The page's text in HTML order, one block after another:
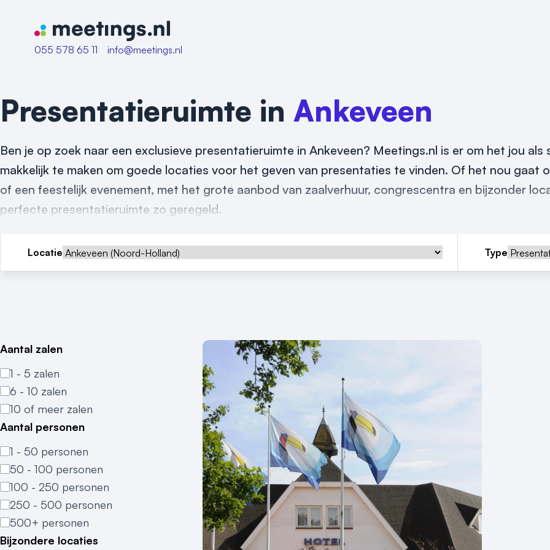
Naar home van Meetings
055 578 65 11
info@meetings.nl
Presentatieruimte in Ankeveen
Ben je op zoek naar een exclusieve presentatieruimte in Ankeveen? Meetings.nl is er om het jou als
makkelijk te maken om goede locaties voor het geven van presentaties te vinden. Of het nou gaat
of een feestelijk evenement, met het grote aanbod van zaalverhuur, congrescentra en bijzonder
perfecte presentatieruimte zo geregeld.
Locatie Type
Aantal zalen
1 - 5 zalen
6 - 10 zalen
10 of meer zalen
Aantal personen
1 - 50 personen
50 - 100 personen
100 - 250 personen
250 - 500 personen
500+ personen
Bijzondere locaties